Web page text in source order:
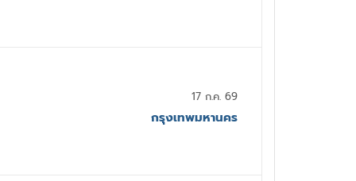
17 ก.ค. 69
กรุงเทพมหานคร